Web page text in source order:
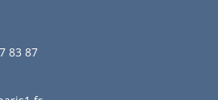
83 87